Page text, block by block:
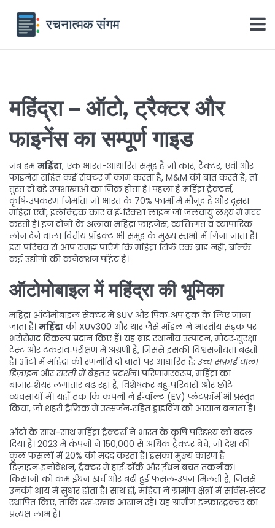
महिंद्रा – ऑटो, ट्रैक्टर और
फाइनेंस का सम्पूर्ण गाइड
जब हममहिंद्रा, एक भारत-आधारित समूह है जो कार, ट्रैक्टर, एवी और
फाइनेंस सहित कई सेक्टर में काम करता है, M&M की बात करते हैं, तो
तुरंत दो बड़े उपशाखाओं का ज़िक्र होता है। पहला हैमहिंद्रा ट्रैक्टर्स,
कृषि‑उपकरण निर्माता जो भारत के 70% फार्मों में मौजूद हैं और दूसरा
महिंद्रा एवी,इलेक्ट्रिक कार व ई‑रिक्शा लाइन जो जलवायु लक्ष्य में मदद
करती है। इन दोनों के अलावामहिंद्रा फाइनेंस,व्यक्तिगत व व्यापारिक
लोन देने वाला वित्तीय प्रॉडक्ट भी समूह के मुख्य स्तंभों में गिना जाता है।
इस परिचय से आप समझ पाएँगे कि महिंद्रा सिर्फ एक ब्रांड नहीं, बल्कि
कई उद्योगों की कनेक्शन पॉइंट है।
ऑटोमोबाइल में महिंद्रा की भूमिका
महिंद्रा ऑटोमोबाइल सेक्टर में SUV और पिक‑अप ट्रक के लिए जाना
जाता है। महिंद्राकी XUV300 और थार जैसे मॉडल ने भारतीय सड़क पर
भरोसेमंद विकल्प प्रदान किए हैं। यह ब्रांड स्थानीय उत्पादन, मोटर‑सुरक्षा
टेस्ट और टकराव‑परीक्षण में अग्रणी है, जिससे इसकी विश्वसनीयता बढ़ती
है। ऑटो में महिंद्रा की रणनीति दो बातों पर आधारित है: उच्च सफ़ाई वाला
डिज़ाइनऔरसस्ती में बेहतर प्रदर्शन। परिणामस्वरूप, महिंद्रा का
बाजार‑शेयर लगातार बढ़ रहा है, विशेषकर बहु‑परिवारों और छोटे
व्यवसायों में। यहाँ तक कि कंपनी ने ई‑वॉल्ट (EV) प्लेटफ़ॉर्म भी प्रस्तुत
किया, जो शहरी ट्रैफ़िक में उत्सर्जन‑रहित ड्राइविंग को आसान बनाता है।
ऑटो के साथ-साथ महिंद्रा ट्रैक्टर्स ने भारत के कृषि परिदृश्य को बदल
दिया है। 2023 में कंपनी ने 150,000 से अधिक ट्रैक्टर बेचे, जो देश की
कुल फसलों में 20% की मदद करता है। इसका मुख्य कारण है
डिज़ाइन‑इनोवेशन,ट्रैक्टर में हाई‑टॉर्क और ईंधन बचत तकनीक।
किसानों को कम ईंधन खर्च और बढ़ी हुई फसल‑उपज मिलती है, जिससे
उनकी आय में सुधार होता है। साथ ही, महिंद्रा ने ग्रामीण क्षेत्रों में सर्विस‑सेंटर
स्थापित किए, ताकि रख‑रखाव आसान रहे। यह ग्रामीण इन्फ्रास्ट्रक्चर का
प्रत्यक्ष लाभ है।